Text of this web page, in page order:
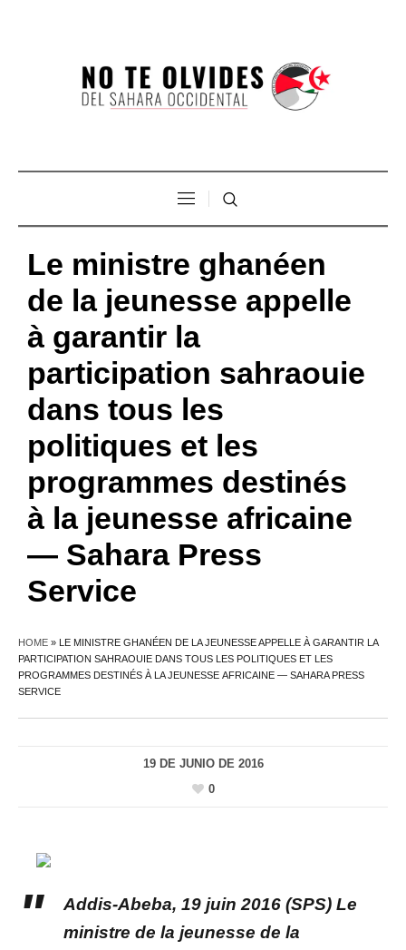
Le ministre ghanéen
de la jeunesse appelle
à garantir la
participation sahraouie
dans tous les
politiques et les
programmes destinés
à la jeunesse africaine
— Sahara Press
Service
HOME » LE MINISTRE GHANÉEN DE LA JEUNESSE APPELLE À GARANTIR LA
PARTICIPATION SAHRAOUIE DANS TOUS LES POLITIQUES ET LES
PROGRAMMES DESTINÉS À LA JEUNESSE AFRICAINE — SAHARA PRESS
SERVICE
19 DE JUNIO DE 2016
0
Addis-Abeba, 19 juin 2016 (SPS) Le
ministre de la jeunesse de la